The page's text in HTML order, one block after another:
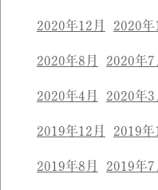
2020年12月 2020年
2020年8月 2020年7
2020年4月 2020年3
2019年12月 2019年
2019年8月 2019年7